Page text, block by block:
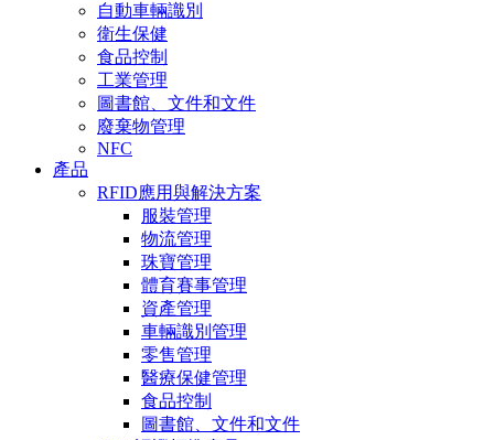
自動車輛識別
衛生保健
食品控制
工業管理
圖書館、文件和文件
廢棄物管理
NFC
產品
RFID應用與解決方案
服裝管理
物流管理
珠寶管理
體育賽事管理
資產管理
車輛識別管理
零售管理
醫療保健管理
食品控制
圖書館、文件和文件